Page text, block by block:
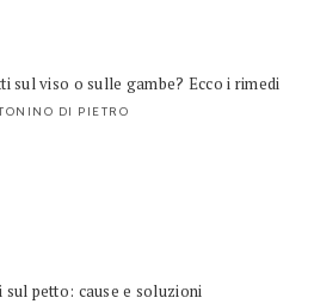
sul viso o sulle gambe? Ecco i rimedi
DI PIETRO
sul petto: cause e soluzioni